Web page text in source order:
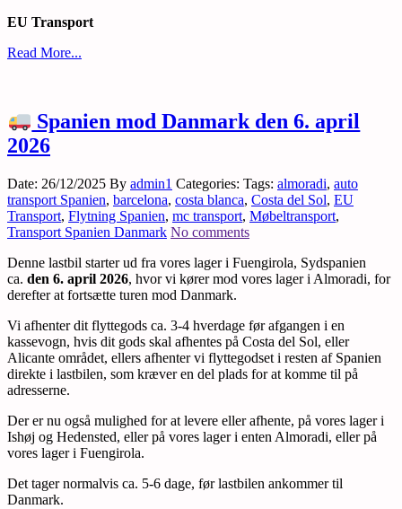
EU Transport
Read More...
Spanien mod Danmark den 6. april
2026
Date: 26/12/2025 By admin1 Categories: Tags: almoradi, auto
transport Spanien, barcelona, costa blanca, Costa del Sol, EU
Transport, Flytning Spanien, mc transport, Møbeltransport,
Transport Spanien Danmark No comments
Denne lastbil starter ud fra vores lager i Fuengirola, Sydspanien
ca. den 6. april 2026, hvor vi kører mod vores lager i Almoradi, for
derefter at fortsætte turen mod Danmark.
Vi afhenter dit flyttegods ca. 3-4 hverdage før afgangen i en
kassevogn, hvis dit gods skal afhentes på Costa del Sol, eller
Alicante området, ellers afhenter vi flyttegodset i resten af Spanien
direkte i lastbilen, som kræver en del plads for at komme til på
adresserne.
Der er nu også mulighed for at levere eller afhente, på vores lager i
Ishøj og Hedensted, eller på vores lager i enten Almoradi, eller på
vores lager i Fuengirola.
Det tager normalvis ca. 5-6 dage, før lastbilen ankommer til
Danmark.